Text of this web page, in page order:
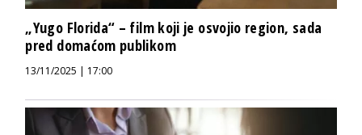
„Yugo Florida“ – film koji je osvojio region, sada
pred domaćom publikom
13/11/2025 | 17:00